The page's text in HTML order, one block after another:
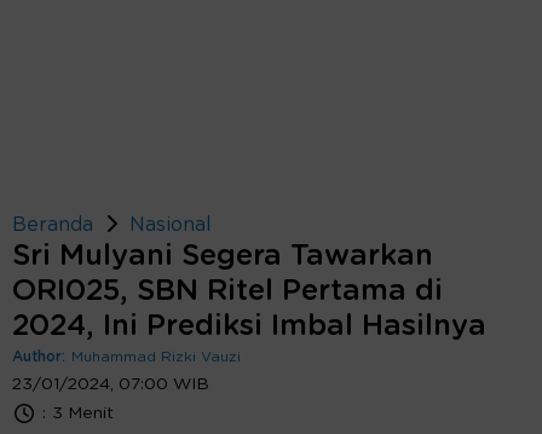
Beranda Nasional
Sri Mulyani Segera Tawarkan
ORI025, SBN Ritel Pertama di
2024, Ini Prediksi Imbal Hasilnya
Author: Muhammad Rizki Vauzi
23/01/2024, 07:00 WIB
: 3 Menit